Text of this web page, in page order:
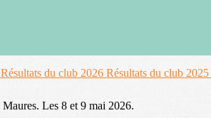
Résultats du club 2026 Résultats du club 2025